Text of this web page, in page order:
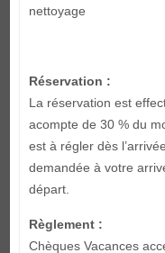
nettoyage
Réservation :
La réservation est
acompte de 30 % du
est à régler dès
demandée à votre
départ.
Règlement :
Chèques Vacances